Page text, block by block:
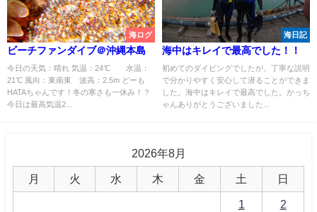
海ログ
ビーチファンダイブ＠沖縄本島
今日の天気：晴れ 気温：24℃ 水温：
21℃ 風向：東南東 波高：2.5m どーも
HATAちゃんです！冬の寒さも一休み！？
今日は最高気温2...
海日記
海中はキレイで最高でした！！
初めてのダイビングでしたが、丁寧な説明
で分かりやすく安心して潜ることができま
した。海中はキレイで最高でした。かっち
ゃんありがとうございました...
2026年8月
月 火 水 木 金 土 日
1 2